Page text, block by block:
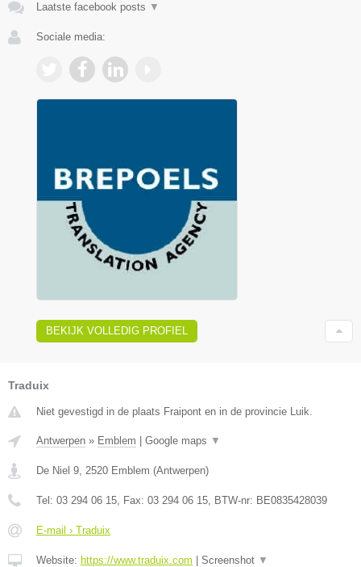
Laatste facebook posts ▼
Sociale media:
BEKIJK VOLLEDIG PROFIEL
Traduix
Niet gevestigd in de plaats Fraipont en in de provincie Luik.
Antwerpen » Emblem Google maps ▼
De Niel 9, 2520 Emblem (Antwerpen)
Tel: 03 294 06 15, Fax: 03 294 06 15, BTW-nr: BE0835428039
E-mail › Traduix
Website: https://www.traduix.com Screenshot ▼